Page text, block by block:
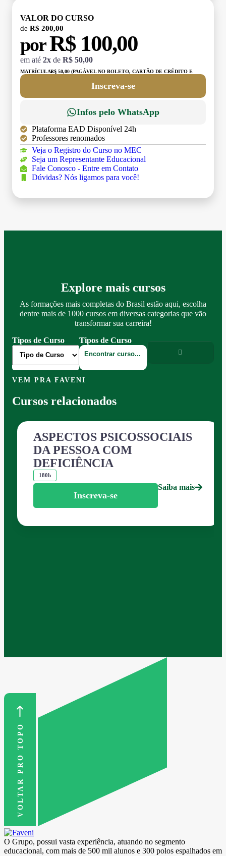
VALOR DO CURSO
de R$ 200,00
porR$ 100,00
em até 2x de R$ 50,00
MATRÍCULA:R$ 50,00 (PAGÁVEL NO BOLETO, CARTÃO DE CRÉDITO E
Inscreva-se
Infos pelo WhatsApp
Plataforma EAD Disponível 24h
Professores renomados
Veja o Registro do Curso no MEC
Seja um Representante Educacional
Fale Conosco - Entre em Contato
Dúvidas? Nós ligamos para você!
Explore mais cursos
As formações mais completas do Brasil estão aqui, escolha
dentre mais de 1000 cursos em diversas categorias que vão
transformar sua carreira!
Tipos de Curso
Tipos de Curso
VEM PRA FAVENI
Cursos relacionados
ASPECTOS PSICOSSOCIAIS
DA PESSOA COM
DEFICIÊNCIA
180h
Inscreva-se
Saiba mais
VOLTAR PRO TOPO
O Grupo, possui vasta experiência, atuando no segmento
educacional, com mais de 500 mil alunos e 300 polos espalhados em